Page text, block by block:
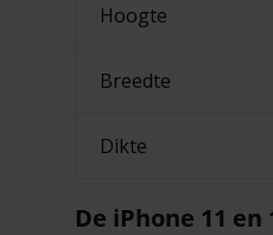
Hoogte
Breedte
Dikte
De iPhone 11